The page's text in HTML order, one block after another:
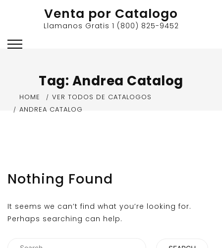
Venta por Catalogo
Llamanos Gratis 1 (800) 825-9452
Tag: Andrea Catalog
HOME
VER TODOS DE CATALOGOS
ANDREA CATALOG
Nothing Found
It seems we can’t find what you’re looking for.
Perhaps searching can help.
Search